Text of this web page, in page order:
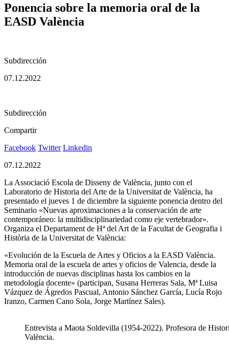
Ponencia sobre la memoria oral de la
EASD València
Subdirección
07.12.2022
Subdirección
Compartir
Facebook Twitter Linkedin
07.12.2022
La Associació Escola de Disseny de València, junto con el
Laboratorio de Historia del Arte de la Universitat de València, ha
presentado el jueves 1 de diciembre la siguiente ponencia dentro del
Seminario «Nuevas aproximaciones a la conservación de arte
contemporáneo: la multidisciplinariedad como eje vertebrador».
Organiza el Departament de Hª del Art de la Facultat de Geografia i
Història de la Universitat de València:
«Evolución de la Escuela de Artes y Oficios a la EASD València.
Memoria oral de la escuela de artes y oficios de Valencia, desde la
introducción de nuevas disciplinas hasta los cambios en la
metodología docente» (participan, Susana Herreras Sala, Mª Luisa
Vázquez de Ágredos Pascual, Antonio Sánchez García, Lucía Rojo
Iranzo, Carmen Cano Sola, Jorge Martínez Sales).
Entrevista a Maota Soldevilla (1954-2022). Profesora de
València.